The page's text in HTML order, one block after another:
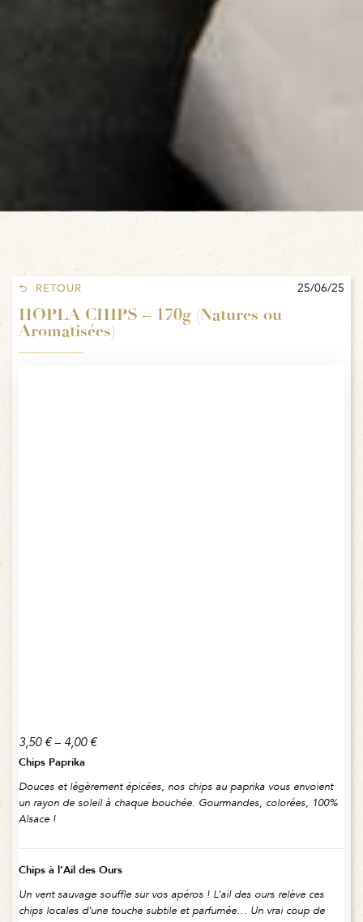
RETOUR 25/06/25
HOPLA CHIPS – 170g (Natures ou
Aromatisées)
3,50 €– 4,00 €
Chips Paprika
Douces et légèrement épicées, nos chips au paprika vous envoient
un rayon de soleil à chaque bouchée. Gourmandes, colorées, 100%
Alsace !
Chips à l’Ail des Ours
Un vent sauvage souffle sur vos apéros ! L’ail des ours relève ces
chips locales d’une touche subtile et parfumée… Un vrai coup de